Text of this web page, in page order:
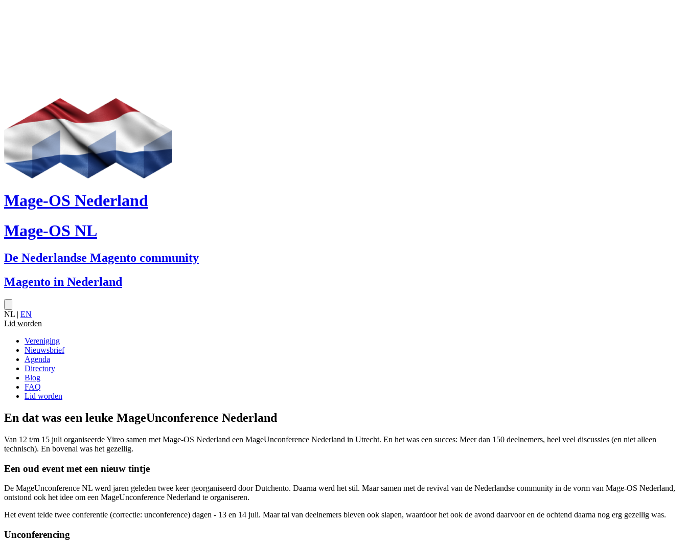
Mage-OS Nederland
Mage-OS NL
De Nederlandse Magento community
Magento in Nederland
NL | EN
Lid worden
Vereniging
Nieuwsbrief
Agenda
Directory
Blog
FAQ
Lid worden
En dat was een leuke MageUnconference Nederland
Van 12 t/m 15 juli organiseerde Yireo samen met Mage-OS Nederland een MageUnconference Nederland in Utrecht. En het was een succes: Meer dan 150 deelnemers, heel veel discussies (en niet alleen
technisch). En bovenal was het gezellig.
Een oud event met een nieuw tintje
De MageUnconference NL werd jaren geleden twee keer georganiseerd door Dutchento. Daarna werd het stil. Maar samen met de revival van de Nederlandse community in de vorm van Mage-OS Nederland,
ontstond ook het idee om een MageUnconference Nederland te organiseren.
Het event telde twee conferentie (correctie: unconference) dagen - 13 en 14 juli. Maar tal van deelnemers bleven ook slapen, waardoor het ook de avond daarvoor en de ochtend daarna nog erg gezellig was.
Unconferencing